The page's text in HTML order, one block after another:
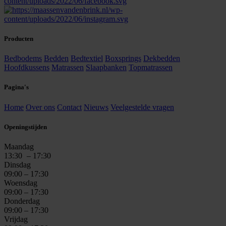
Producten
Bedbodems Bedden Bedtextiel Boxsprings Dekbedden
Hoofdkussens Matrassen Slaapbanken Topmatrassen
Pagina's
Home Over ons Contact Nieuws Veelgestelde vragen
Openingstijden
Maandag
13:30 – 17:30
Dinsdag
09:00 – 17:30
Woensdag
09:00 – 17:30
Donderdag
09:00 – 17:30
Vrijdag